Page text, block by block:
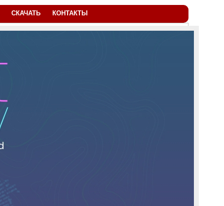
СКАЧАТЬ КОНТАКТЫ